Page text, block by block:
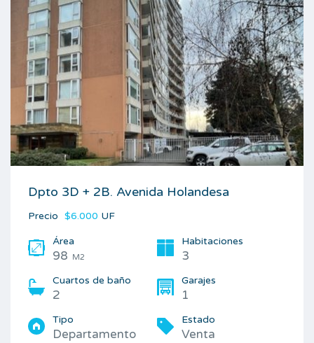
Dpto 3D + 2B. Avenida Holandesa
Precio $6.000 UF
Área
98 M2
Habitaciones
3
Cuartos de baño
2
Garajes
1
Tipo
Departamento
Estado
Venta